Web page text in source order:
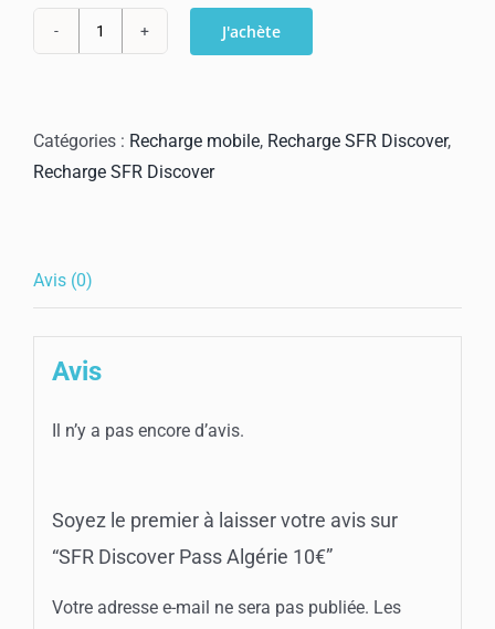
Discover
Pass
J'achète
Catégories : Recharge mobile, Recharge SFR Discover,
Recharge SFR Discover
Avis (0)
Avis
Il n’y a pas encore d’avis.
Soyez le premier à laisser votre avis sur
“SFR Discover Pass Algérie 10€”
Votre adresse e-mail ne sera pas publiée. Les